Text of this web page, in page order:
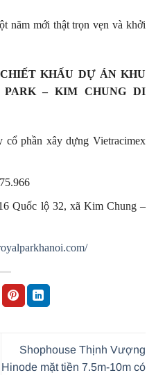
năm mới thật trọn vẹn và khởi
KHẤU DỰ ÁN KHU
– KIM CHUNG DI
phần xây dựng Vietracimex
Quốc lộ 32, xã Kim Chung –
Shophouse Thịnh Vượng
Hinode mặt tiền 7.5m-10m có